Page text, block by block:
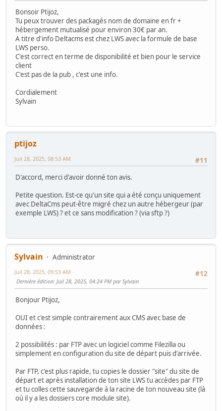
Bonsoir Ptijoz,
Tu peux trouver des packagés nom de domaine en fr +
hébergement mutualisé pour environ 30€ par an.
A titre d'info Deltacms est chez LWS avec la formule de base
LWS perso.
C'est correct en terme de disponibilité et bien pour le service
client
C'est pas de la pub , c'est une info.
Cordialement
Sylvain
ptijoz
#11
Juil 28, 2025, 08:53 AM
D'accord, merci d'avoir donné ton avis.
Petite question. Est-ce qu'un site qui a été conçu uniquement
avec DeltaCms peut-être migré chez un autre hébergeur (par
exemple LWS) ? et ce sans modification ? (via sftp ?)
Sylvain
Administrator
#12
Juil 28, 2025, 09:53 AM
Dernière édition: Juil 28, 2025, 04:24 PM par Sylvain
Bonjour Ptijoz,
OUI et c'est simple contrairement aux CMS avec base de
données :
2 possibilités : par FTP avec un logiciel comme Filezilla ou
simplement en configuration du site de départ puis d'arrivée.
Par FTP, c'est plus rapide, tu copies le dossier "site" du site de
départ et après installation de ton site LWS tu accèdes par FTP
et tu colles cette sauvegarde à la racine de ton nouveau site (là
où il y a les dossiers core module site).